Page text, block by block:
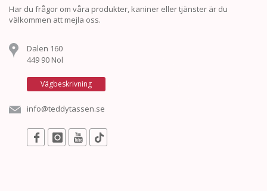
Har du frågor om våra produkter, kaniner eller tjänster är du
välkommen att mejla oss.
Dalen 160
449 90 Nol
Vägbeskrivning
info@teddytassen.se